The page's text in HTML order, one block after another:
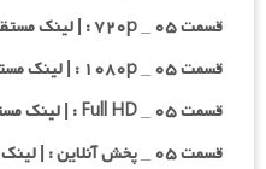
قسمت ۰۵ _ ۷۲۰p : | لینک مستقیم |
قسمت ۰۵ _ ۱۰۸۰p : | لینک مستقیم |
قسمت ۰۵ _ Full HD : | لینک مستقیم |
قسمت ۰۵ _ پخش آنلاین : | لینک مستقیم |